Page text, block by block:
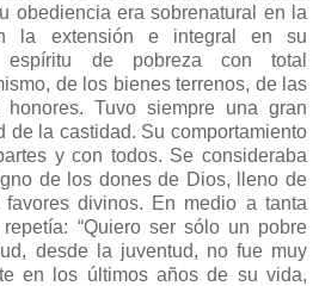
obediencia era sobrenatural en la
la extensión e integral en su
de pobreza con total
de los bienes terrenos, de las
Tuvo siempre una gran
de la castidad. Su comportamiento
y con todos. Se consideraba
de los dones de Dios, lleno de
divinos. En medio a tanta
“Quiero ser sólo un pobre
desde la juventud, no fue muy
en los últimos años de su vida,